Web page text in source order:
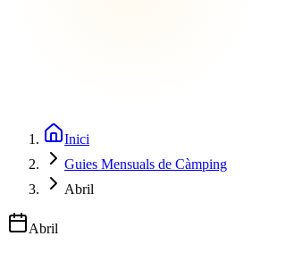
Inici
Guies Mensuals de Càmping
Abril
Abril